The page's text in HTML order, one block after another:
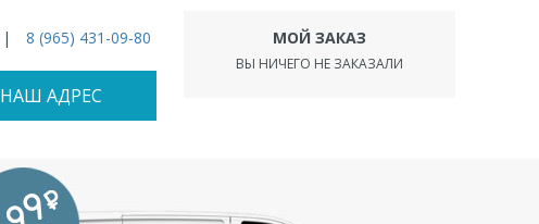
МОЙ ЗАКАЗ
ВЫ НИЧЕГО НЕ ЗАКАЗАЛИ
| 8 (965) 431-09-80
НАШ АДРЕС